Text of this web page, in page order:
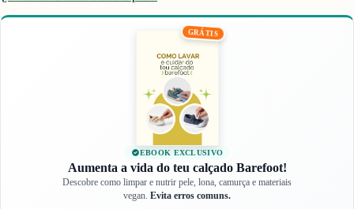
GRÁTIS
EBOOK EXCLUSIVO
Aumenta a vida do teu calçado Barefoot!
Descobre como limpar e nutrir pele, lona, camurça e materiais
vegan. Evita erros comuns.